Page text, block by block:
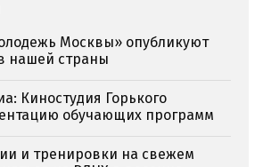
Москвы» опубликуют
нашей страны
Киностудия Горького
обучающих программ
и тренировки на свежем